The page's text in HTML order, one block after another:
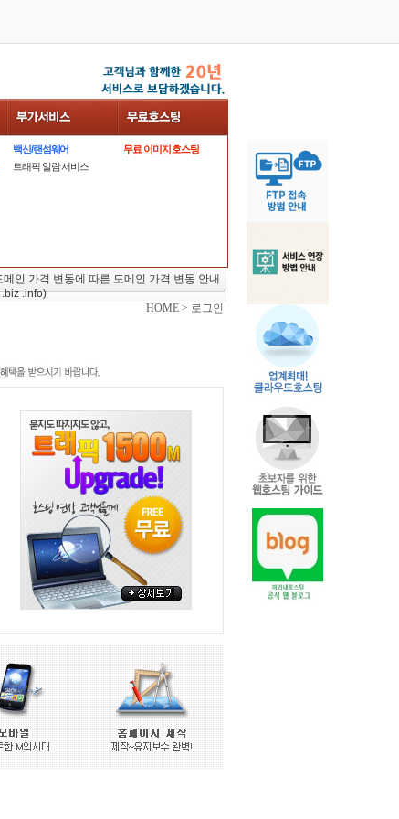
백신/랜섬웨어
트래픽 알람 서비스
무료 이미지 호스팅
메인 가격 변동에 따른 도메인 가격 변동 안내
.info)
HOME > 로그인